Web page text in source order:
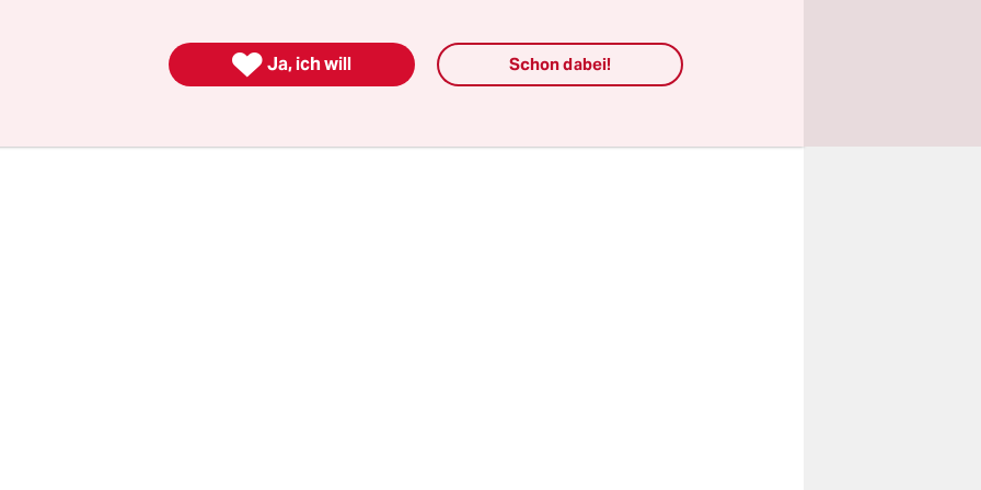
Produkte aufgenommen wird, ist im Sanddorn
Speiseplan aller Vegetarier und
 Ja, ich will Schon dabei!